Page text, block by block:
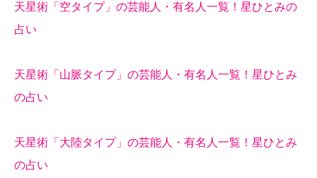
天星術「空タイプ」の芸能人・有名人一覧！星ひとみの
占い
天星術「山脈タイプ」の芸能人・有名人一覧！星ひとみ
の占い
天星術「大陸タイプ」の芸能人・有名人一覧！星ひとみ
の占い